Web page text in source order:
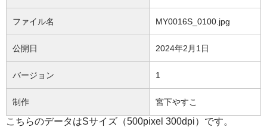
ファイル名 MY0016S_0100.jpg
公開日 2024年2月1日
バージョン 1
制作 宮下やすこ
こちらのデータはSサイズ（500pixel 300dpi）です。